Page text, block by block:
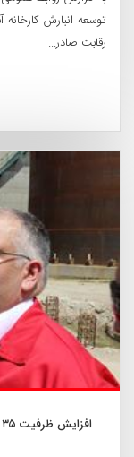
توسعه انبارش
رقابت صادر...